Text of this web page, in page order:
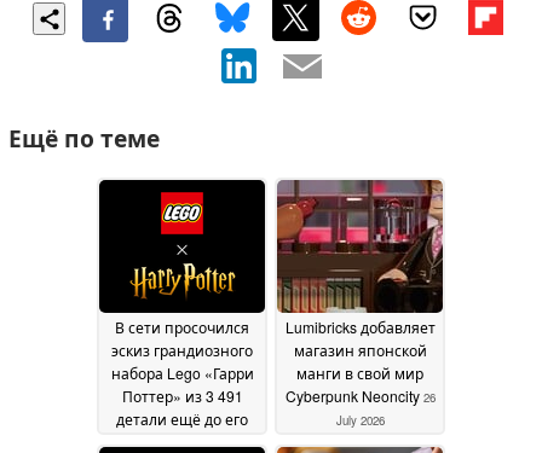
Ещё по теме
В сети просочился
эскиз грандиозного
набора Lego «Гарри
Поттер» из 3 491
детали ещё до его
Lumibricks добавляет
магазин японской
манги в свой мир
Cyberpunk Neoncity 26
July 2026